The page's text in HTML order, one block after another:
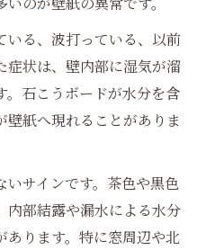
いる、波打っている、以前
症状は、壁内部に湿気が溜
。石こうボードが水分を含
紙へ現れることがありま
いサインです。茶色や黒色
内部結露や漏水による水分
あります。特に窓周辺や北